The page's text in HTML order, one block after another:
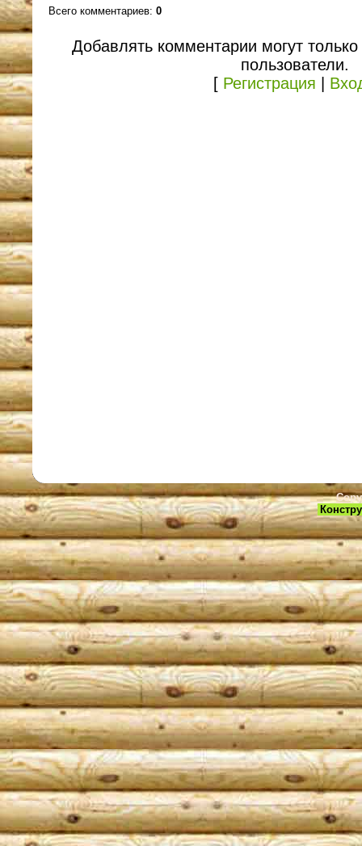
Всего комментариев: 0
Добавлять комментарии могут
пользователи.
[ Регистрация